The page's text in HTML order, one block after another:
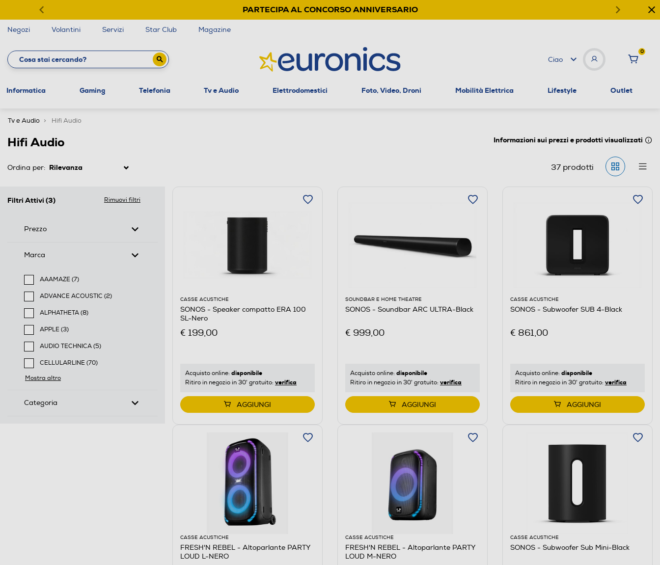
PARTECIPA AL CONCORSO ANNIVERSARIO
Negozi Volantini Servizi Star Club Magazine
Ciao
0
Informatica Gaming Telefonia Tv e Audio Elettrodomestici Foto, Video, Droni Mobilità Elettrica Lifestyle Outlet
Tv e Audio Hifi Audio
Hifi Audio Informazioni sui prezzi e prodotti visualizzati
Ordina per: 37prodotti
Filtri Attivi (3) Rimuovi filtri
Prezzo
Marca
AAAMAZE (7)
Filtra per Marca: AAAMAZE
ADVANCE ACOUSTIC (2)
Filtra per Marca: ADVANCE ACOUSTIC
ALPHATHETA (8)
Filtra per Marca: ALPHATHETA
APPLE (3)
Filtra per Marca: APPLE
AUDIO TECHNICA (5)
Filtra per Marca: AUDIO TECHNICA
CELLULARLINE (70)
Filtra per Marca: CELLULARLINE
Mostra altro
Categoria
CASSE ACUSTICHE
SONOS - Speaker compatto ERA 100
SL-Nero
€ 199,00
Acquisto online: disponibile
Ritiro in negozio in 30' gratuito: verifica
AGGIUNGI
SOUNDBAR E HOME THEATRE
SONOS - Soundbar ARC ULTRA-Black
€ 999,00
Acquisto online: disponibile
Ritiro in negozio in 30' gratuito: verifica
AGGIUNGI
CASSE ACUSTICHE
SONOS - Subwoofer SUB 4-Black
€ 861,00
Acquisto online: disponibile
Ritiro in negozio in 30' gratuito: verifica
AGGIUNGI
CASSE ACUSTICHE
FRESH'N REBEL - Altoparlante PARTY
LOUD L-NERO
CASSE ACUSTICHE
FRESH'N REBEL - Altoparlante PARTY
LOUD M-NERO
CASSE ACUSTICHE
SONOS - Subwoofer Sub Mini-Black